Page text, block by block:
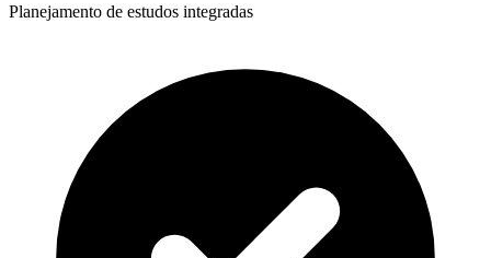
Planejamento de estudos integradas